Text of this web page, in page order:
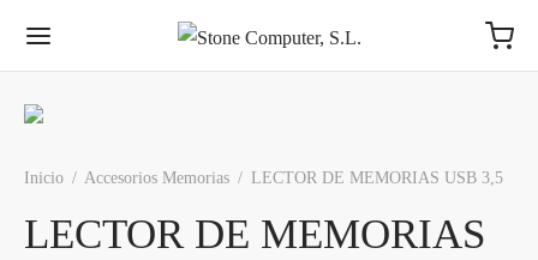
Inicio / Accesorios Memorias / LECTOR DE MEMORIAS USB 3,5
LECTOR DE MEMORIAS